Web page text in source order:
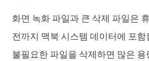
화면 녹화 파일과 큰 삭제 파일은
전까지 맥북 시스템 데이터에 포
불필요한 파일을 삭제하면 많은 용